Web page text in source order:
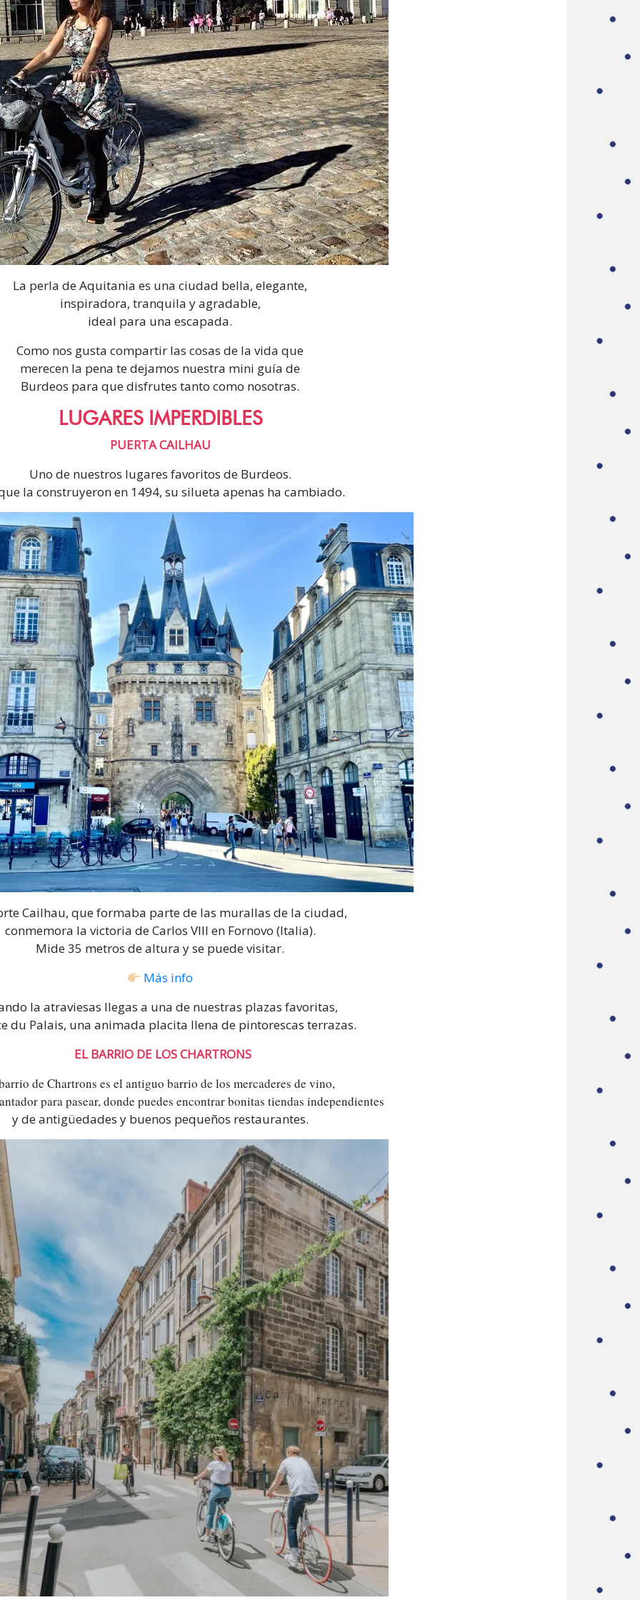
La perla de Aquitania es una ciudad bella, elegante,
inspiradora, tranquila y agradable,
ideal para una escapada.
Como nos gusta compartir las cosas de la vida que
merecen la pena te dejamos nuestra mini guía de
Burdeos para que disfrutes tanto como nosotras.
LUGARES IMPERDIBLES
PUERTA CAILHAU
Uno de nuestros lugares favoritos de Burdeos.
la construyeron en 1494, su silueta apenas ha cambiado.
Cailhau, que formaba parte de las murallas de la ciudad,
conmemora la victoria de Carlos VIII en Fornovo (Italia).
Mide 35 metros de altura y se puede visitar.
Más info
la atraviesas llegas a una de nuestras plazas favoritas,
du Palais, una animada placita llena de pintorescas terrazas.
EL BARRIO DE LOS CHARTRONS
de Chartrons es el antiguo barrio de los mercaderes de vino,
para pasear, donde puedes encontrar bonitas tiendas independientes
y de antigüedades y buenos pequeños restaurantes.